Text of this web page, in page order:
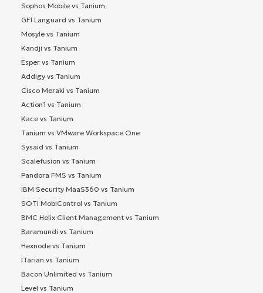
Sophos Mobile vs Tanium
GFI Languard vs Tanium
Mosyle vs Tanium
Kandji vs Tanium
Esper vs Tanium
Addigy vs Tanium
Cisco Meraki vs Tanium
Action1 vs Tanium
Kace vs Tanium
Tanium vs VMware Workspace One
Sysaid vs Tanium
Scalefusion vs Tanium
Pandora FMS vs Tanium
IBM Security MaaS360 vs Tanium
SOTI MobiControl vs Tanium
BMC Helix Client Management vs Tanium
Baramundi vs Tanium
Hexnode vs Tanium
ITarian vs Tanium
Bacon Unlimited vs Tanium
Level vs Tanium